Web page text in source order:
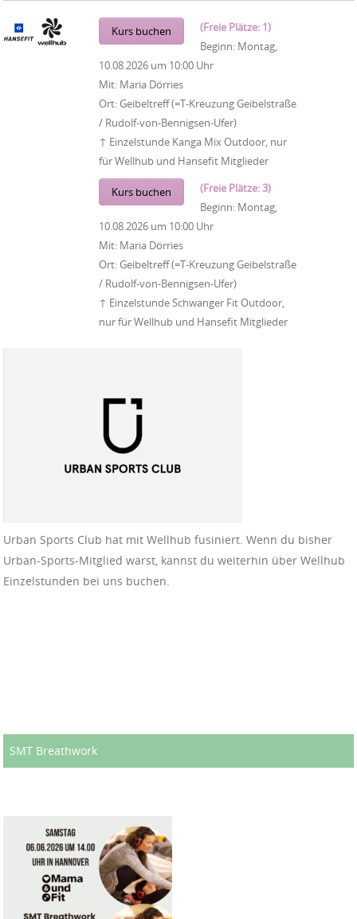
Kurs buchen
(Freie Plätze: 1)
Beginn: Montag,
10.08.2026 um 10:00 Uhr
Mit: Maria Dörries
Ort:Geibeltreff (=T-Kreuzung Geibelstraße
/ Rudolf-von-Bennigsen-Ufer)
↑ Einzelstunde Kanga Mix Outdoor, nur
für Wellhub und Hansefit Mitglieder
Kurs buchen
(Freie Plätze: 3)
Beginn: Montag,
10.08.2026 um 10:00 Uhr
Mit: Maria Dörries
Ort:Geibeltreff (=T-Kreuzung Geibelstraße
/ Rudolf-von-Bennigsen-Ufer)
↑ Einzelstunde Schwanger Fit Outdoor,
nur für Wellhub und Hansefit Mitglieder
Urban Sports Club hat mit Wellhub fusiniert. Wenn du bisher
Urban-Sports-Mitglied warst, kannst du weiterhin über Wellhub
Einzelstunden bei uns buchen.
SMT Breathwork